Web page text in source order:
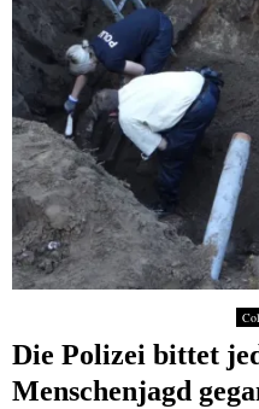
Die Polizei bittet
Menschenjagd